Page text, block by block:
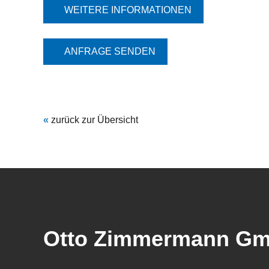
WEITERE INFORMATIONEN
ANFRAGE SENDEN
« zurück zur Übersicht
Otto Zimmermann